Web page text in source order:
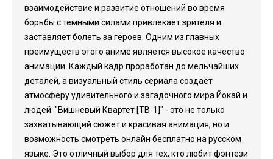
взаимодействие и развитие отношений во время
борьбы с тёмными силами привлекает зрителя и
заставляет болеть за героев. Одним из главных
преимуществ этого аниме является высокое качество
анимации. Каждый кадр проработан до мельчайших
деталей, а визуальный стиль сериала создаёт
атмосферу удивительного и загадочного мира Йокай и
людей. "Вишневый Квартет [ТВ-1]" - это не только
захватывающий сюжет и красивая анимация, но и
возможность смотреть онлайн бесплатно на русском
языке. Это отличный выбор для тех, кто любит фэнтези